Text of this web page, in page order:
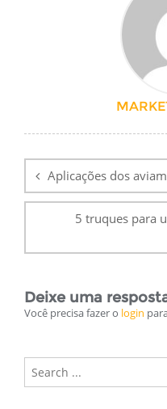
de
PostAplicações dos
5 truques para
Deixe uma
Você precisa fazer o login